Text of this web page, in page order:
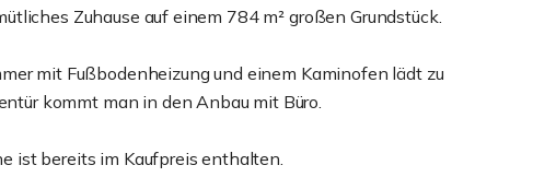
Zuhause auf einem 784 m² großen Grundstück.
mit Fußbodenheizung und einem Kaminofen lädt zu
kommt man in den Anbau mit Büro.
ist bereits im Kaufpreis enthalten.